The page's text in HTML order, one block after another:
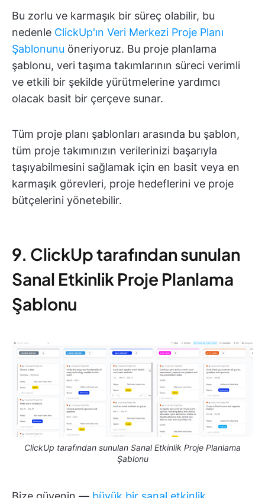
Bu zorlu ve karmaşık bir süreç olabilir, bu
nedenle ClickUp'ın Veri Merkezi Proje Planı
Şablonunu öneriyoruz. Bu proje planlama
şablonu, veri taşıma takımlarının süreci verimli
ve etkili bir şekilde yürütmelerine yardımcı
olacak basit bir çerçeve sunar.
Tüm proje planı şablonları arasında bu şablon,
tüm proje takımınızın verilerinizi başarıyla
taşıyabilmesini sağlamak için en basit veya en
karmaşık görevleri, proje hedeflerini ve proje
bütçelerini yönetebilir.
9. ClickUp tarafından sunulan
Sanal Etkinlik Proje Planlama
Şablonu
ClickUp tarafından sunulan Sanal Etkinlik Proje Planlama
Şablonu